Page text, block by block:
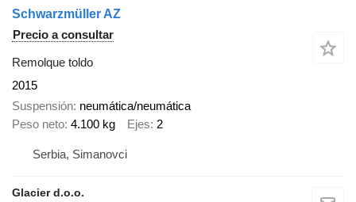
Schwarzmüller AZ
Precio a consultar
Remolque toldo
2015
Suspensión neumática/neumática
Peso neto 4.100 kg Ejes 2
Serbia, Simanovci
Glacier d.o.o.